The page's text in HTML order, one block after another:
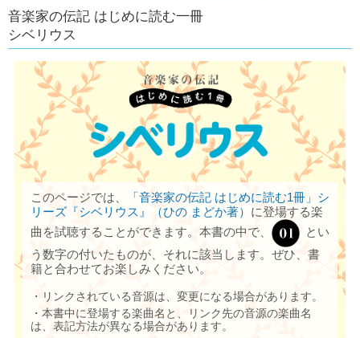
音楽家の伝記 はじめに読む一冊
シベリウス
このページでは、
「音楽家の伝記 はじめに読む1冊」シ
リーズ『シベリウス』（ひの まどか著） に登場する楽
曲を試聴することができます。本書の中で、
とい
う数字の付いたものが、それに該当します。ぜひ、書
籍と合わせてお楽しみください。
・リンクされている音源は、変更になる場合があります。
・本書中に登場する楽曲名と、リンク先の音源の楽曲名
は、表記方法が異なる場合があります。